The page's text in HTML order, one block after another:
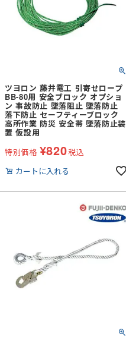
ツヨロン 藤井電工 引寄せロープ
BB-80用 安全ブロック オプショ
ン 事故防止 墜落阻止 墜落防止
落下防止 セーフティーブロック
高所作業 防災 安全帯 墜落防止装
置 仮設用
特別価格 ¥820税込
カートに入れる